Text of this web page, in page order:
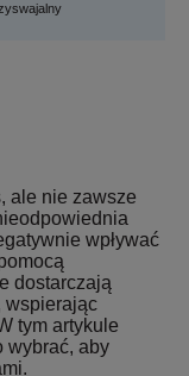
ale nie zawsze
wpływać
dostarczają
wspierając
tym artykule
wybrać, aby